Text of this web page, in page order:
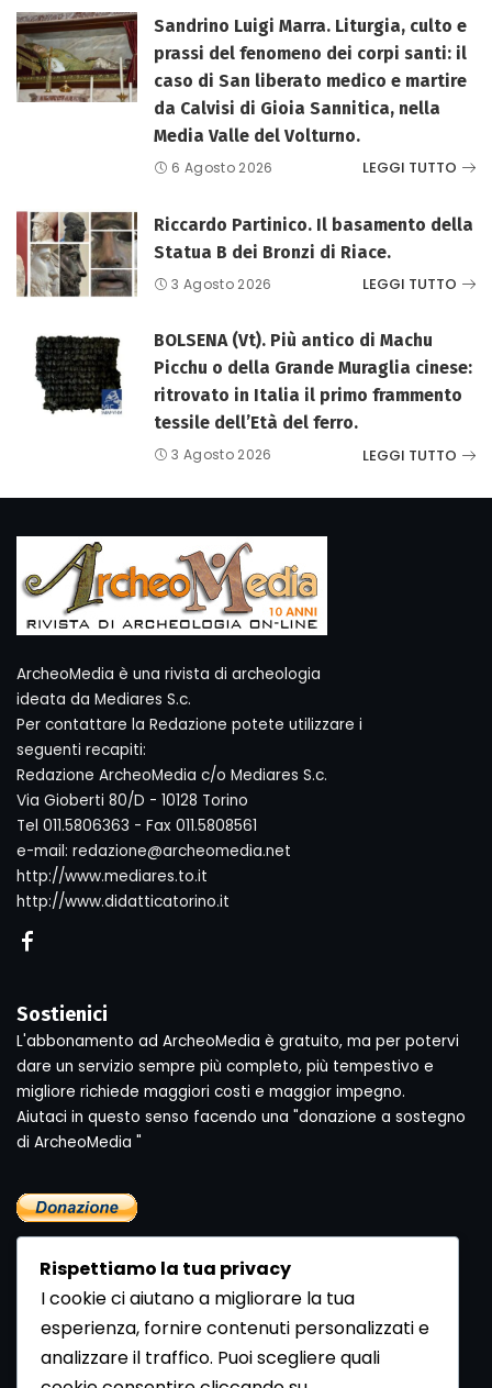
Sandrino Luigi Marra. Liturgia, culto e
prassi del fenomeno dei corpi santi: il
caso di San liberato medico e martire
da Calvisi di Gioia Sannitica, nella
Media Valle del Volturno.
6 Agosto 2026 LEGGI TUTTO
Riccardo Partinico. Il basamento della
Statua B dei Bronzi di Riace.
3 Agosto 2026 LEGGI TUTTO
BOLSENA (Vt). Più antico di Machu
Picchu o della Grande Muraglia cinese:
ritrovato in Italia il primo frammento
tessile dell’Età del ferro.
3 Agosto 2026 LEGGI TUTTO
ArcheoMedia è una rivista di archeologia
ideata da Mediares S.c.
Per contattare la Redazione potete utilizzare i
seguenti recapiti:
Redazione ArcheoMedia c/o Mediares S.c.
Via Gioberti 80/D - 10128 Torino
Tel 011.5806363 - Fax 011.5808561
e-mail: redazione@archeomedia.net
http://www.mediares.to.it
http://www.didatticatorino.it
Sostienici
L'abbonamento ad ArcheoMedia è gratuito, ma per potervi
dare un servizio sempre più completo, più tempestivo e
migliore richiede maggiori costi e maggior impegno.
Aiutaci in questo senso facendo una "donazione a sostegno
di ArcheoMedia "
Newsletter
Rispettiamo la tua privacy
I cookie ci aiutano a migliorare la tua
esperienza, fornire contenuti personalizzati e
analizzare il traffico. Puoi scegliere quali